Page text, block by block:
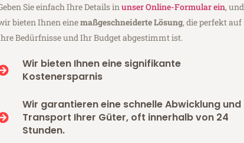
Sie einfach Ihre Details inunser Online-Formular ein, und
bieten Ihnen einemaßgeschneiderte Lösung, die perfekt auf
Bedürfnisse und Ihr Budget abgestimmt ist.
Wir bieten Ihnen eine signifikante
Kostenersparnis
Wir garantieren eine schnelle Abwicklung und
Transport Ihrer Güter, oft innerhalb von 24
Stunden.